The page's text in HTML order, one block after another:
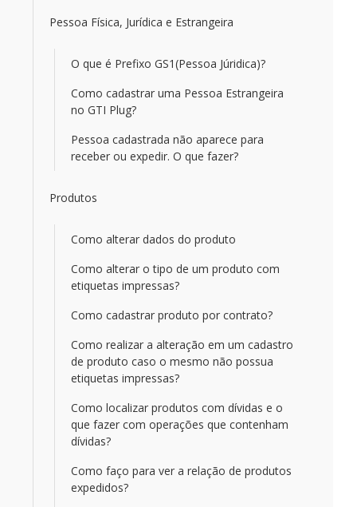
Pessoa Física, Jurídica e Estrangeira
O que é Prefixo GS1(Pessoa Júridica)?
Como cadastrar uma Pessoa Estrangeira
no GTI Plug?
Pessoa cadastrada não aparece para
receber ou expedir. O que fazer?
Produtos
Como alterar dados do produto
Como alterar o tipo de um produto com
etiquetas impressas?
Como cadastrar produto por contrato?
Como realizar a alteração em um cadastro
de produto caso o mesmo não possua
etiquetas impressas?
Como localizar produtos com dívidas e o
que fazer com operações que contenham
dívidas?
Como faço para ver a relação de produtos
expedidos?